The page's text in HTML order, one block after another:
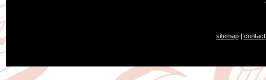
sitemap| contact